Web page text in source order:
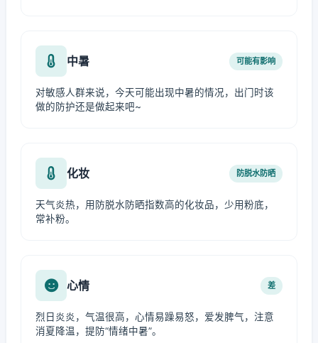
中暑 可能有影响
对敏感人群来说，今天可能出现中暑的情况，出门时该
做的防护还是做起来吧~
化妆 防脱水防晒
天气炎热，用防脱水防晒指数高的化妆品，少用粉底，
常补粉。
心情 差
烈日炎炎，气温很高，心情易躁易怒，爱发脾气，注意
消夏降温，提防“情绪中暑”。